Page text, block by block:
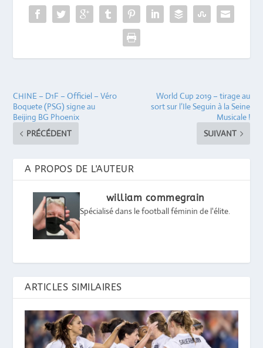
CHINE – D1F – Officiel – Véro
Boquete (PSG) signe au
Beijing BG Phoenix
PRÉCÉDENT
World Cup 2019 – tirage au
sort sur l’Ile Seguin à la Seine
Musicale !
SUIVANT
A PROPOS DE L'AUTEUR
william commegrain
Spécialisé dans le football féminin de l'élite.
ARTICLES SIMILAIRES